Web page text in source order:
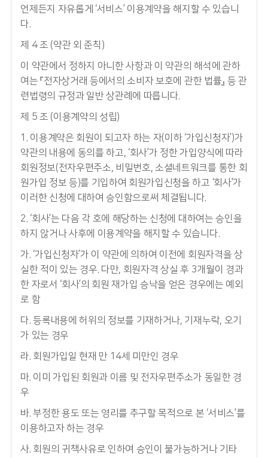
언제든지 자유롭게 ‘서비스’ 이용계약을 해지할 수 있습니
다.
제 4 조 (약관 외 준칙)
이 약관에서 정하지 아니한 사항과 이 약관의 해석에 관하
여는 『전자상거래 등에서의 소비자 보호에 관한 법률』 등 관
련법령의 규정과 일반 상관례에 따릅니다.
제 5 조 (이용계약의 성립)
1. 이용계약은 회원이 되고자 하는 자(이하 ‘가입신청자’)가
약관의 내용에 동의를 하고, ‘회사’가 정한 가입양식에 따라
회원정보(전자우편주소, 비밀번호, 소셜네트워크를 통한 회
원가입 정보 등)를 기입하여 회원가입신청을 하고 ‘회사’가
이러한 신청에 대하여 승인함으로써 체결됩니다.
2. ‘회사’는 다음 각 호에 해당하는 신청에 대하여는 승인을
하지 않거나 사후에 이용계약을 해지할 수 있습니다.
가. ‘가입신청자’가 이 약관에 의하여 이전에 회원자격을 상
실한 적이 있는 경우. 다만, 회원자격 상실 후 3개월이 경과
한 자로서 ‘회사’의 회원 재가입 승낙을 얻은 경우에는 예외
로 함
다. 등록내용에 허위의 정보를 기재하거나, 기재누락, 오기
가 있는 경우
라. 회원가입일 현재 만 14세 미만인 경우
마. 이미 가입된 회원과 이름 및 전자우편주소가 동일한 경
우
바. 부정한 용도 또는 영리를 추구할 목적으로 본 ‘서비스’를
이용하고자 하는 경우
사. 회원의 귀책사유로 인하여 승인이 불가능하거나 기타